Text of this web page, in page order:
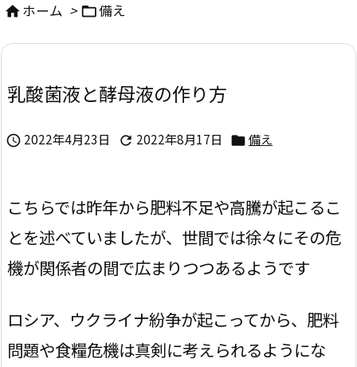
次へ
ホーム > 備え
乳酸菌液と酵母液の作り方
 2022年4月23日  2022年8月17日  備え
こちらでは昨年から肥料不足や高騰が起こるこ
とを述べていましたが、世間では徐々にその危
機が関係者の間で広まりつつあるようです
ロシア、ウクライナ紛争が起こってから、肥料
問題や食糧危機は真剣に考えられるようにな